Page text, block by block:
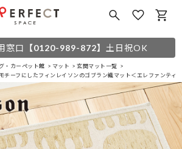
窓口 【0120-989-872】 土日祝OK
・カーペット館 マット
玄関マット一覧
チーフにしたフィンレイソンのゴブラン織マット＜エレファンティ